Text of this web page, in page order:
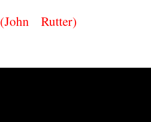
(John Rutter)